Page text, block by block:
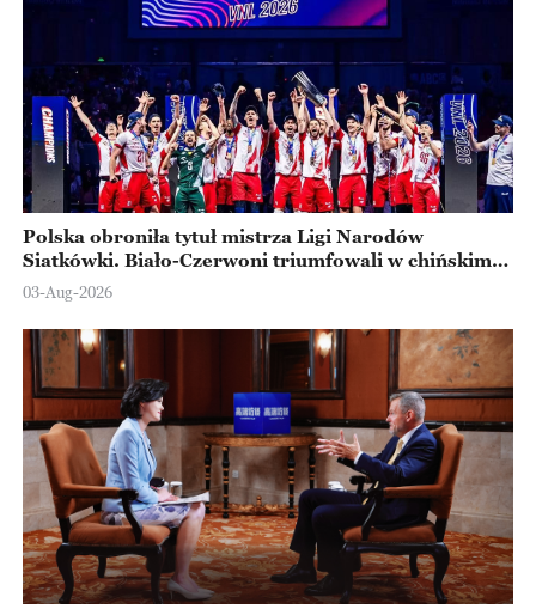
Polska obroniła tytuł mistrza Ligi Narodów
Siatkówki. Biało-Czerwoni triumfowali w chińskim
Ningbo
03-Aug-2026